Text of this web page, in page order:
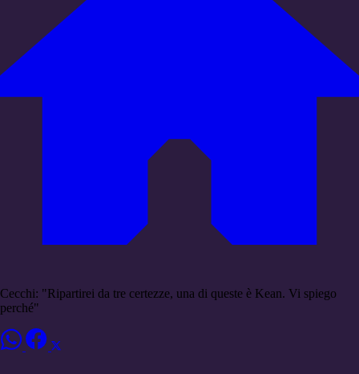
Cecchi: "Ripartirei da tre certezze, una di queste è Kean. Vi spiego
perché"